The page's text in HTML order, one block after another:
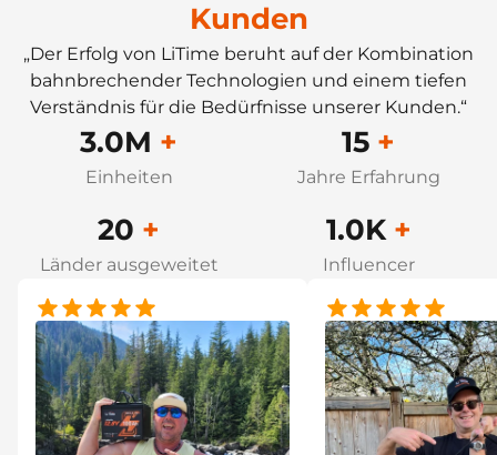
Kunden
„Der Erfolg von LiTime beruht auf der Kombination
bahnbrechender Technologien und einem tiefen
Verständnis für die Bedürfnisse unserer Kunden.“
3.0M +
Einheiten
15 +
Jahre Erfahrung
20 +
Länder ausgeweitet
1.0K +
Influencer